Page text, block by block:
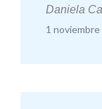
Daniela
1